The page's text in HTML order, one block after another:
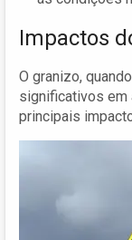
Impactos
O granizo,
significativos em
principais